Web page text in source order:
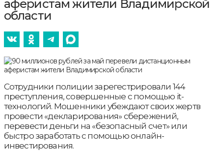
аферистам жители Владимирской
области
Сотрудники полиции зарегестрировали 144
преступления, совершенные с помощью it-
технологий. Мошенники убеждают своих жертв
провести «декларирования» сбережений,
перевести деньги на «безопасный счет» или
быстро заработать с помощью онлайн-
инвестирования.